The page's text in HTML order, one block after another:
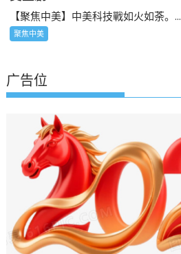
【聚焦中美】中美科技戰如火如荼。...
聚焦中美
广告位